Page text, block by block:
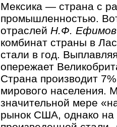
Мексика — страна с
промышленностью.
отраслей Н.Ф. Ефимов
комбинат страны в
стали в год.
опережает
Страна производит
мирового населения.
значительной мере
рынок США, однако на